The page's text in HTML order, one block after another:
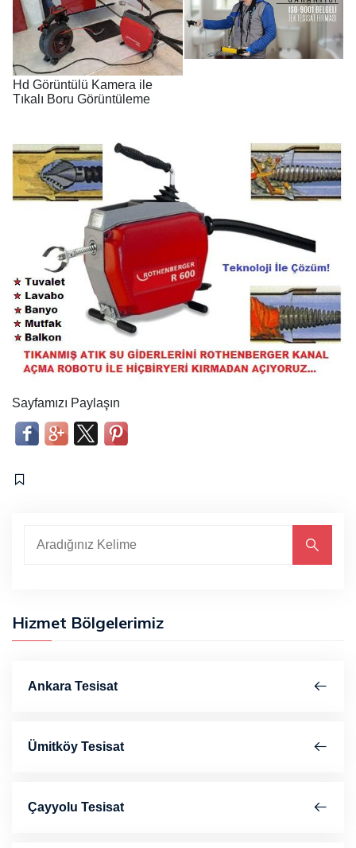
Hd Görüntülü Kamera ile
Tıkalı Boru Görüntüleme
Sayfamızı Paylaşın
Hizmet Bölgelerimiz
Ankara Tesisat
Ümitköy Tesisat
Çayyolu Tesisat